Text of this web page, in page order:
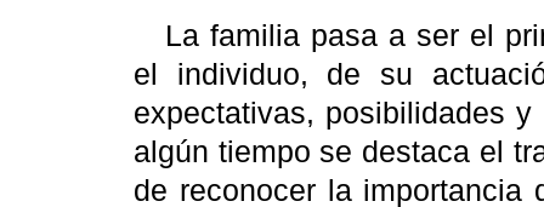
La familia pasa a ser el
el individuo, de su
expectativas, posibilidades
algún tiempo se destaca el
de reconocer la importancia